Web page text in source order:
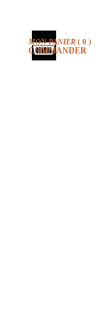
MON PANIER ( 0 )
COMMANDER